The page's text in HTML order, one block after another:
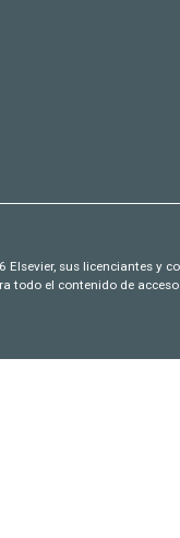
sus licenciantes y
todo el contenido de